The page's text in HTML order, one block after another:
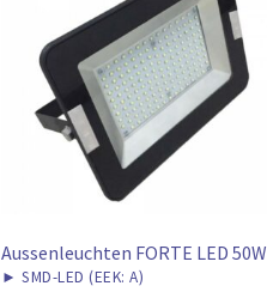
Aussenleuchten FORTE LED 50W
► SMD-LED (EEK: A)